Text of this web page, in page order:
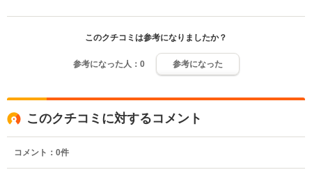
このクチコミは参考になりましたか？
参考になった人： 0 参考になった
このクチコミに対するコメント
コメント： 0件